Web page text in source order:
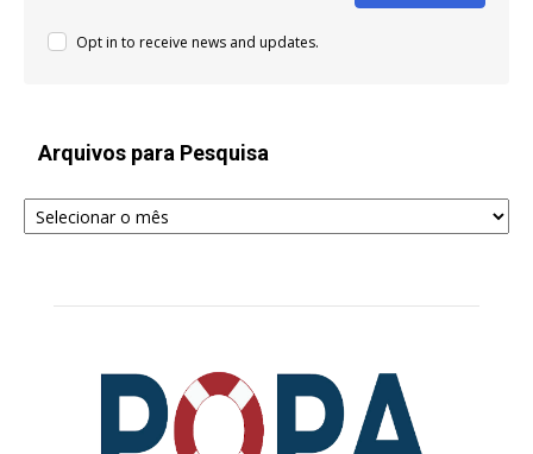
Opt in to receive news and updates.
Arquivos para Pesquisa
Arquivos
para